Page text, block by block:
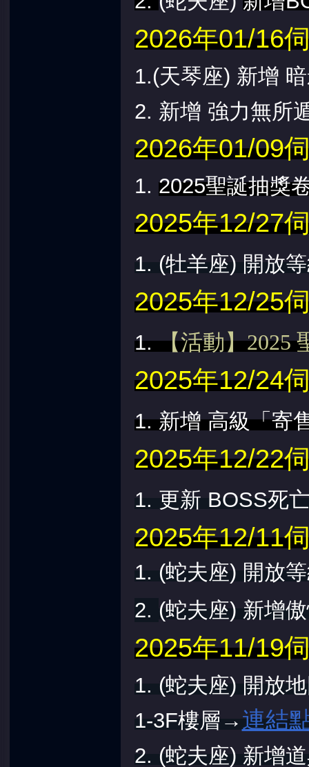
2026年01/16
1.(天琴座) 新增
2. 新增 強力無所
2026年01/09
1. 2025聖誕抽獎
2025年12/27
1. (牡羊座) 開放
2025年12/25
1.【活動】2025
2025年12/24
1. 新增高級「寄
2025年12/22
1. 更新 BOSS死
2025年12/11
1. (蛇夫座) 開放
2. (蛇夫座) 新增
2025年11/19
1. (蛇夫座) 開放
1-3F樓層 → 連結
2. (蛇夫座) 新增